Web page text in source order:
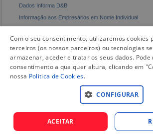
Dados Informa D&B
Informação aos Empresários em Nome Individual
Com o seu consentimento, utilizaremos cookies
terceiros (os nossos parceiros) ou tecnologias
armazenar, aceder e tratar os seus dados.
consentimento a qualquer altura, clicando em
nossa Politica de Cookies.
CONFIGURAR
ACEITAR